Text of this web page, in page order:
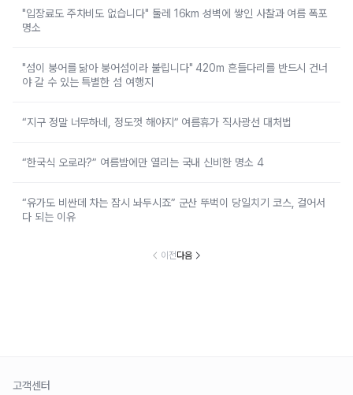
"입장료도 주차비도 없습니다" 둘레 16km 성벽에 쌓인 사찰과 여름 폭포
명소
"섬이 붕어를 닮아 붕어섬이라 불립니다" 420m 흔들다리를 반드시 건너
야 갈 수 있는 특별한 섬 여행지
“지구 정말 너무하네, 정도껏 해야지” 여름휴가 직사광선 대처법
“한국식 오로라?” 여름밤에만 열리는 국내 신비한 명소 4
“유가도 비싼데 차는 잠시 놔두시죠” 군산 뚜벅이 당일치기 코스, 걸어서
다 되는 이유
이전다음
고객센터